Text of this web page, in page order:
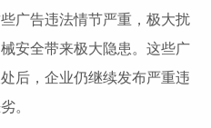
广告违法情节严重，极大扰
安全带来极大隐患。这些广
后，企业仍继续发布严重违
。